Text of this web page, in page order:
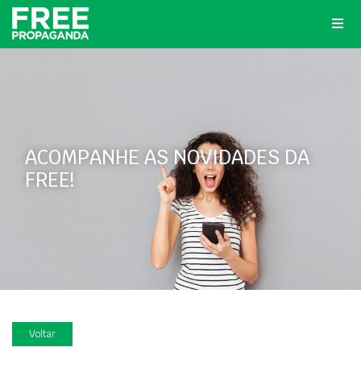
ACOMPANHE AS NOVIDADES DA
FREE!
Voltar